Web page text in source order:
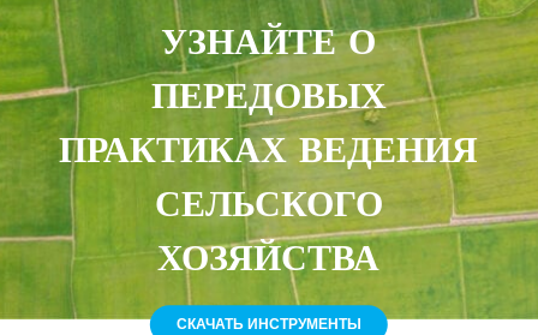
УЗНАЙТЕ О
ПЕРЕДОВЫХ
ПРАКТИКАХ ВЕДЕНИЯ
СЕЛЬСКОГО
ХОЗЯЙСТВА
СКАЧАТЬ ИНСТРУМЕНТЫ